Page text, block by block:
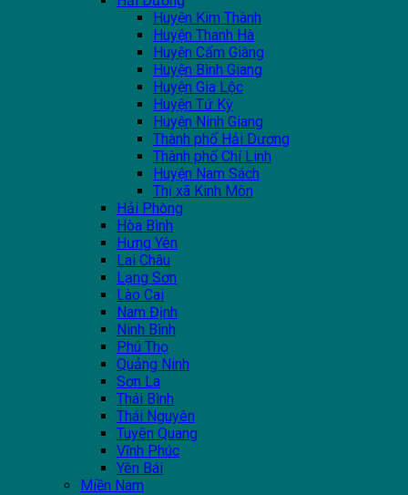
Huyện Kim Thành
Huyện Thanh Hà
Huyện Cẩm Giàng
Huyện Bình Giang
Huyện Gia Lộc
Huyện Tứ Kỳ
Huyện Ninh Giang
Thành phố Hải Dương
Thành phố Chí Linh
Huyện Nam Sách
Thị xã Kinh Môn
Hải Phòng
Hòa Bình
Hưng Yên
Lai Châu
Lạng Sơn
Lào Cai
Nam Định
Ninh Bình
Phú Thọ
Quảng Ninh
Sơn La
Thái Bình
Thái Nguyên
Tuyên Quang
Vĩnh Phúc
Yên Bái
Miền Nam